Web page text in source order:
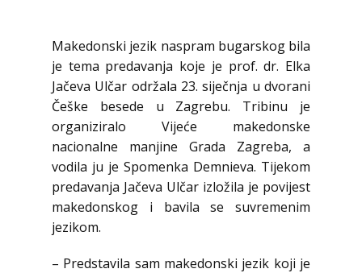
Makedonski jezik naspram bugarskog bila
je tema predavanja koje je prof. dr. Elka
Jačeva Ulčar održala 23. siječnja u dvorani
Češke besede u Zagrebu. Tribinu je
organiziralo Vijeće makedonske
nacionalne manjine Grada Zagreba, a
vodila ju je Spomenka Demnieva. Tijekom
predavanja Jačeva Ulčar izložila je povijest
makedonskog i bavila se suvremenim
jezikom.
– Predstavila sam makedonski jezik koji je